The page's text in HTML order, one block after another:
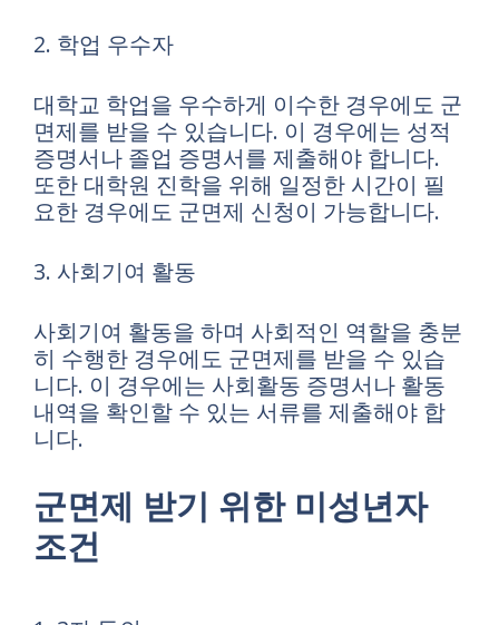
2. 학업 우수자
대학교 학업을 우수하게 이수한 경우에도 군
면제를 받을 수 있습니다. 이 경우에는 성적
증명서나 졸업 증명서를 제출해야 합니다.
또한 대학원 진학을 위해 일정한 시간이 필
요한 경우에도 군면제 신청이 가능합니다.
3. 사회기여 활동
사회기여 활동을 하며 사회적인 역할을 충분
히 수행한 경우에도 군면제를 받을 수 있습
니다. 이 경우에는 사회활동 증명서나 활동
내역을 확인할 수 있는 서류를 제출해야 합
니다.
군면제 받기 위한 미성년자
조건